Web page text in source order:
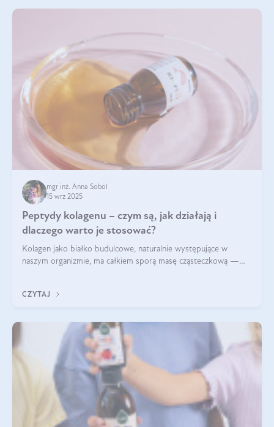
mgr inż. Anna Sobol
15 wrz 2025
Peptydy kolagenu – czym są, jak działają i
dlaczego warto je stosować?
Kolagen jako białko budulcowe, naturalnie występujące w
naszym organizmie, ma całkiem sporą masę cząsteczkową —
bardziej biodostępny
CZYTAJ